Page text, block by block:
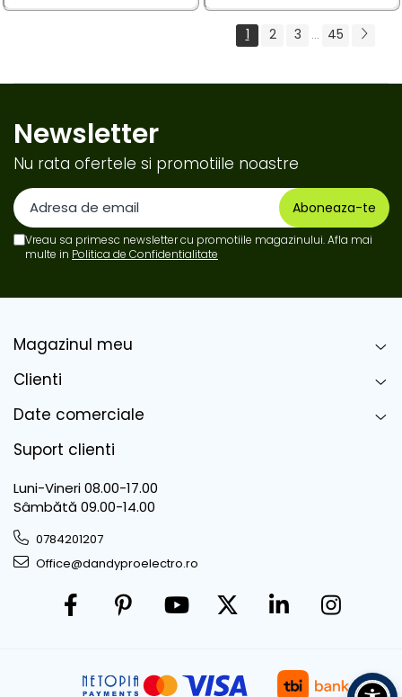
1 2 3 ... 45
Newsletter
Nu rata ofertele si promotiile noastre
Vreau sa primesc newsletter cu promotiile magazinului. Afla mai
multe in Politica de Confidentialitate
Magazinul meu
Clienti
Date comerciale
Suport clienti
Luni-Vineri 08.00-17.00
Sâmbătă 09.00-14.00
0784201207
Office@dandyproelectro.ro